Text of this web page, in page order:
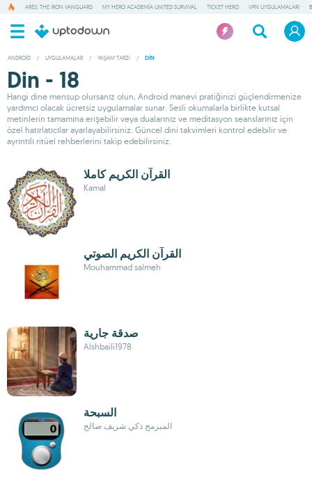
ARES: THE IRON VANGUARD MY HERO ACADEMIA UNITED SURVIVAL TICKET HERO VPN UYGULAMALARI
ANDROID / UYGULAMALAR / YAŞAM TARZI / DIN
Din - 18
Hangi dine mensup olursanız olun, Android manevi pratiğinizi güçlendirmenize
yardımcı olacak ücretsiz uygulamalar sunar. Sesli okumalarla birlikte kutsal
metinlerin tamamına erişebilir veya dualarınız ve meditasyon seanslarınız için
özel hatırlatıcılar ayarlayabilirsiniz. Güncel dini takvimleri kontrol edebilir ve
ayrıntılı ritüel rehberlerini takip edebilirsiniz.
القرآن الكريم كاملا
Kamal
القرآن الكريم الصوتي
Mouhammad salmeh
صدقة جارية
Alshbaili1978
السبحة
المبرمج ذكي شريف صالح